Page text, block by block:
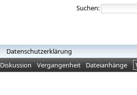
Suchen:
Datenschutzerklärung
Diskussion Vergangenheit Dateianhänge